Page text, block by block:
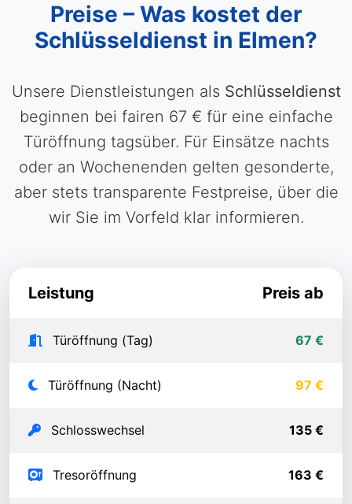
Preise – Was kostet der
Schlüsseldienst in Elmen?
Unsere Dienstleistungen als Schlüsseldienst
beginnen bei fairen 67 € für eine einfache
Türöffnung tagsüber. Für Einsätze nachts
oder an Wochenenden gelten gesonderte,
aber stets transparente Festpreise, über die
wir Sie im Vorfeld klar informieren.
Leistung Preis ab
Türöffnung (Tag) 67 €
Türöffnung (Nacht) 97 €
Schlosswechsel 135 €
Tresoröffnung 163 €